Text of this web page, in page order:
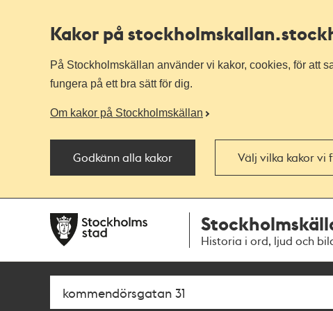
Kakor på stockholmskallan
På Stockholmskällan använder vi kakor, cookies, för att
fungera på ett bra sätt för dig.
Om kakor på Stockholmskällan
Godkänn alla kakor Välj vilka kakor vi
navigationen
huvudinnehållet
Historia i ord, ljud och
Sök